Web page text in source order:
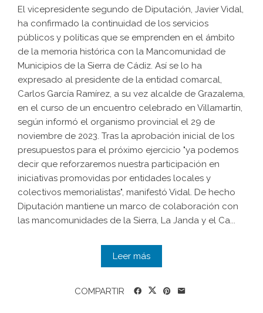
El vicepresidente segundo de Diputación, Javier Vidal,
ha confirmado la continuidad de los servicios
públicos y políticas que se emprenden en el ámbito
de la memoria histórica con la Mancomunidad de
Municipios de la Sierra de Cádiz. Así se lo ha
expresado al presidente de la entidad comarcal,
Carlos García Ramírez, a su vez alcalde de Grazalema,
en el curso de un encuentro celebrado en Villamartín,
según informó el organismo provincial el 29 de
noviembre de 2023. Tras la aprobación inicial de los
presupuestos para el próximo ejercicio "ya podemos
decir que reforzaremos nuestra participación en
iniciativas promovidas por entidades locales y
colectivos memorialistas", manifestó Vidal. De hecho
Diputación mantiene un marco de colaboración con
las mancomunidades de la Sierra, La Janda y el Ca...
Leer más
COMPARTIR